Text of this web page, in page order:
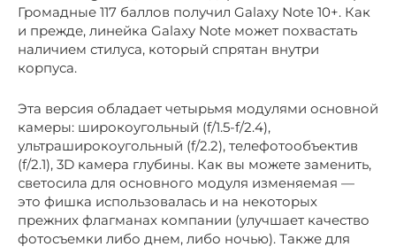
Громадные 117 баллов получил Galaxy Note 10+. Как
и прежде, линейка Galaxy Note может похвастать
наличием стилуса, который спрятан внутри
корпуса.
Эта версия обладает четырьмя модулями основной
камеры: широкоугольный (f/1.5-f/2.4),
ультраширокоугольный (f/2.2), телефотообъектив
(f/2.1), 3D камера глубины. Как вы можете заменить,
светосила для основного модуля изменяемая —
это фишка использовалась и на некоторых
прежних флагманах компании (улучшает качество
фотосъемки либо днем, либо ночью). Также для